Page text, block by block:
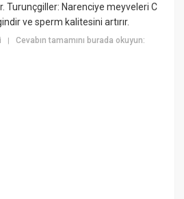
Turunçgiller: Narenciye meyveleri C
ve sperm kalitesini artırır.
|Cevabın tamamını burada okuyun: